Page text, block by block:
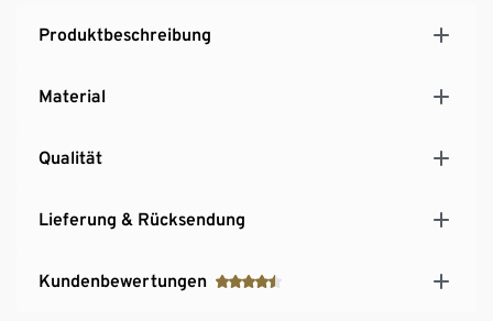
Produktbeschreibung
Material
Qualität
Lieferung & Rücksendung
Kundenbewertungen